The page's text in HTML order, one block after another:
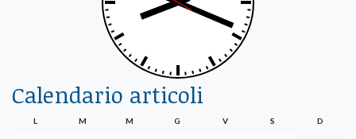
Calendario articoli
L M M G V S D